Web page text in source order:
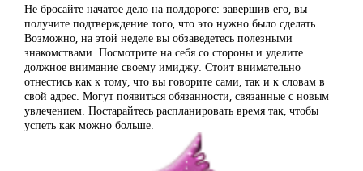
Не бросайте начатое дело на полдороге: завершив его, вы
получите подтверждение того, что это нужно было сделать.
Возможно, на этой неделе вы обзаведетесь полезными
знакомствами. Посмотрите на себя со стороны и уделите
должное внимание своему имиджу. Стоит внимательно
отнестись как к тому, что вы говорите сами, так и к словам в
свой адрес. Могут появиться обязанности, связанные с новым
увлечением. Постарайтесь распланировать время так, чтобы
успеть как можно больше.